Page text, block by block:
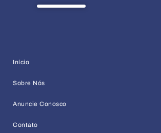
Início
Sobre Nós
Anuncie Conosco
Contato